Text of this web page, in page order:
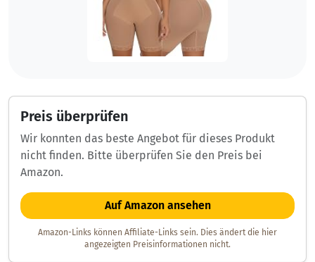
Preis überprüfen
Wir konnten das beste Angebot für dieses Produkt
nicht finden. Bitte überprüfen Sie den Preis bei
Amazon.
Auf Amazon ansehen
Amazon-Links können Affiliate-Links sein. Dies ändert die hier
angezeigten Preisinformationen nicht.